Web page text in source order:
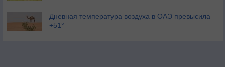
Дневная температура воздуха в ОАЭ превысила
+51°